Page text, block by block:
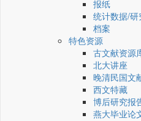
报纸
统计数据/
档案
特色资源
古文献资源
北大讲座
晚清民国文
西文特藏
博后研究报
燕大毕业论